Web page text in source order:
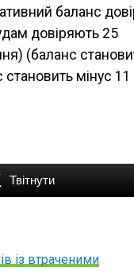
баланс
довіряють 25
(баланс
мінус 11
Твітнути
із втраченими